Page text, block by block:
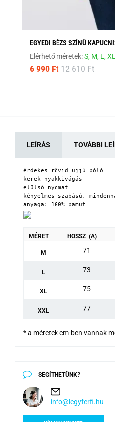
EGYEDI BÉZS SZÍNŰ
Elérhető méretek:S, M, L,
6 990 Ft 12 610 Ft
LEÍRÁS TOVÁBBI
érdekes rövid ujjú póló
kerek nyakkivágás
elülső nyomat
kényelmes szabású,
anyaga: 100% pamut
MÉRET HOSSZ (A)
M 71
L 73
XL 75
XXL 77
* a méretek cm-ben vannak
SEGÍTHETÜNK?
info@legyferfi.hu